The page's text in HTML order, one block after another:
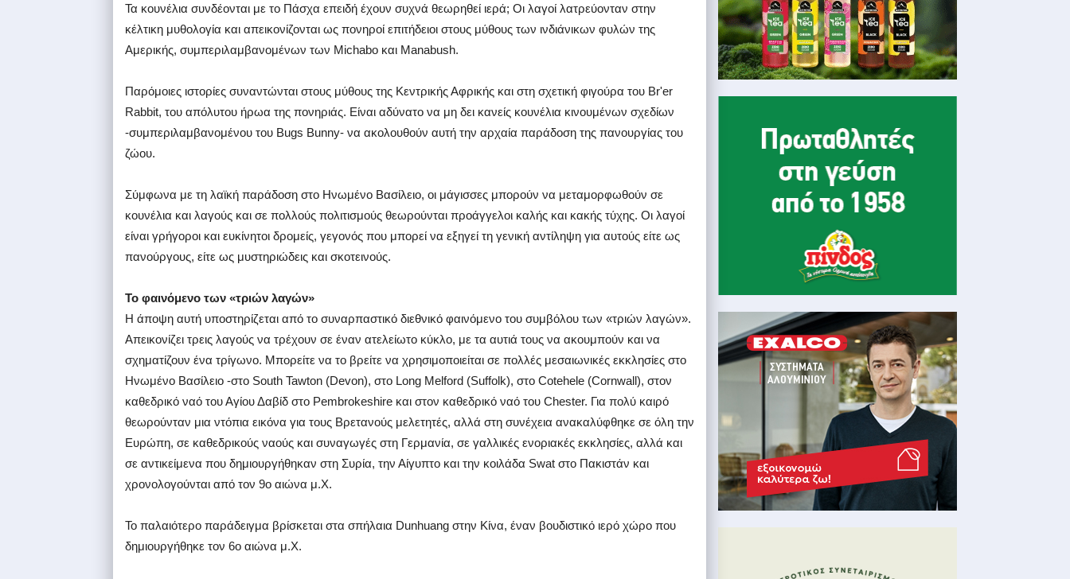
Τα κουνέλια συνδέονται με το Πάσχα επειδή έχουν συχνά θεωρηθεί ιερά; Οι λαγοί λατρεύονταν στην
κέλτικη μυθολογία και απεικονίζονται ως πονηροί επιτήδειοι στους μύθους των ινδιάνικων φυλών της
Αμερικής, συμπεριλαμβανομένων των Michabo και Manabush.
Παρόμοιες ιστορίες συναντώνται στους μύθους της Κεντρικής Αφρικής και στη σχετική φιγούρα του Br'er
Rabbit, του απόλυτου ήρωα της πονηριάς. Είναι αδύνατο να μη δει κανείς κουνέλια κινουμένων σχεδίων
-συμπεριλαμβανομένου του Bugs Bunny- να ακολουθούν αυτή την αρχαία παράδοση της πανουργίας του
ζώου.
Σύμφωνα με τη λαϊκή παράδοση στο Ηνωμένο Βασίλειο, οι μάγισσες μπορούν να μεταμορφωθούν σε
κουνέλια και λαγούς και σε πολλούς πολιτισμούς θεωρούνται προάγγελοι καλής και κακής τύχης. Οι λαγοί
είναι γρήγοροι και ευκίνητοι δρομείς, γεγονός που μπορεί να εξηγεί τη γενική αντίληψη για αυτούς είτε ως
πανούργους, είτε ως μυστηριώδεις και σκοτεινούς.
Το φαινόμενο των «τριών λαγών»
Η άποψη αυτή υποστηρίζεται από το συναρπαστικό διεθνικό φαινόμενο του συμβόλου των «τριών λαγών».
Απεικονίζει τρεις λαγούς να τρέχουν σε έναν ατελείωτο κύκλο, με τα αυτιά τους να ακουμπούν και να
σχηματίζουν ένα τρίγωνο. Μπορείτε να το βρείτε να χρησιμοποιείται σε πολλές μεσαιωνικές εκκλησίες στο
Ηνωμένο Βασίλειο -στο South Tawton (Devon), στο Long Melford (Suffolk), στο Cotehele (Cornwall), στον
καθεδρικό ναό του Αγίου Δαβίδ στο Pembrokeshire και στον καθεδρικό ναό του Chester. Για πολύ καιρό
θεωρούνταν μια ντόπια εικόνα για τους Βρετανούς μελετητές, αλλά στη συνέχεια ανακαλύφθηκε σε όλη την
Ευρώπη, σε καθεδρικούς ναούς και συναγωγές στη Γερμανία, σε γαλλικές ενοριακές εκκλησίες, αλλά και
σε αντικείμενα που δημιουργήθηκαν στη Συρία, την Αίγυπτο και την κοιλάδα Swat στο Πακιστάν και
χρονολογούνται από τον 9ο αιώνα μ.Χ.
Το παλαιότερο παράδειγμα βρίσκεται στα σπήλαια Dunhuang στην Κίνα, έναν βουδιστικό ιερό χώρο που
δημιουργήθηκε τον 6ο αιώνα μ.Χ.